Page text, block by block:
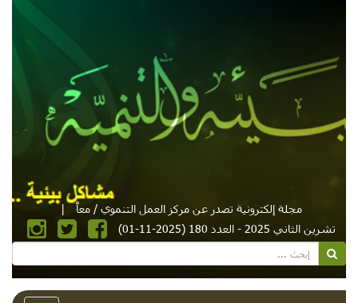
مجلة إلكترونية تصدر عن مركز العمل التنموي / معاً
|
تشرين الثاني 2025 - العدد 180 (2025-11-01)